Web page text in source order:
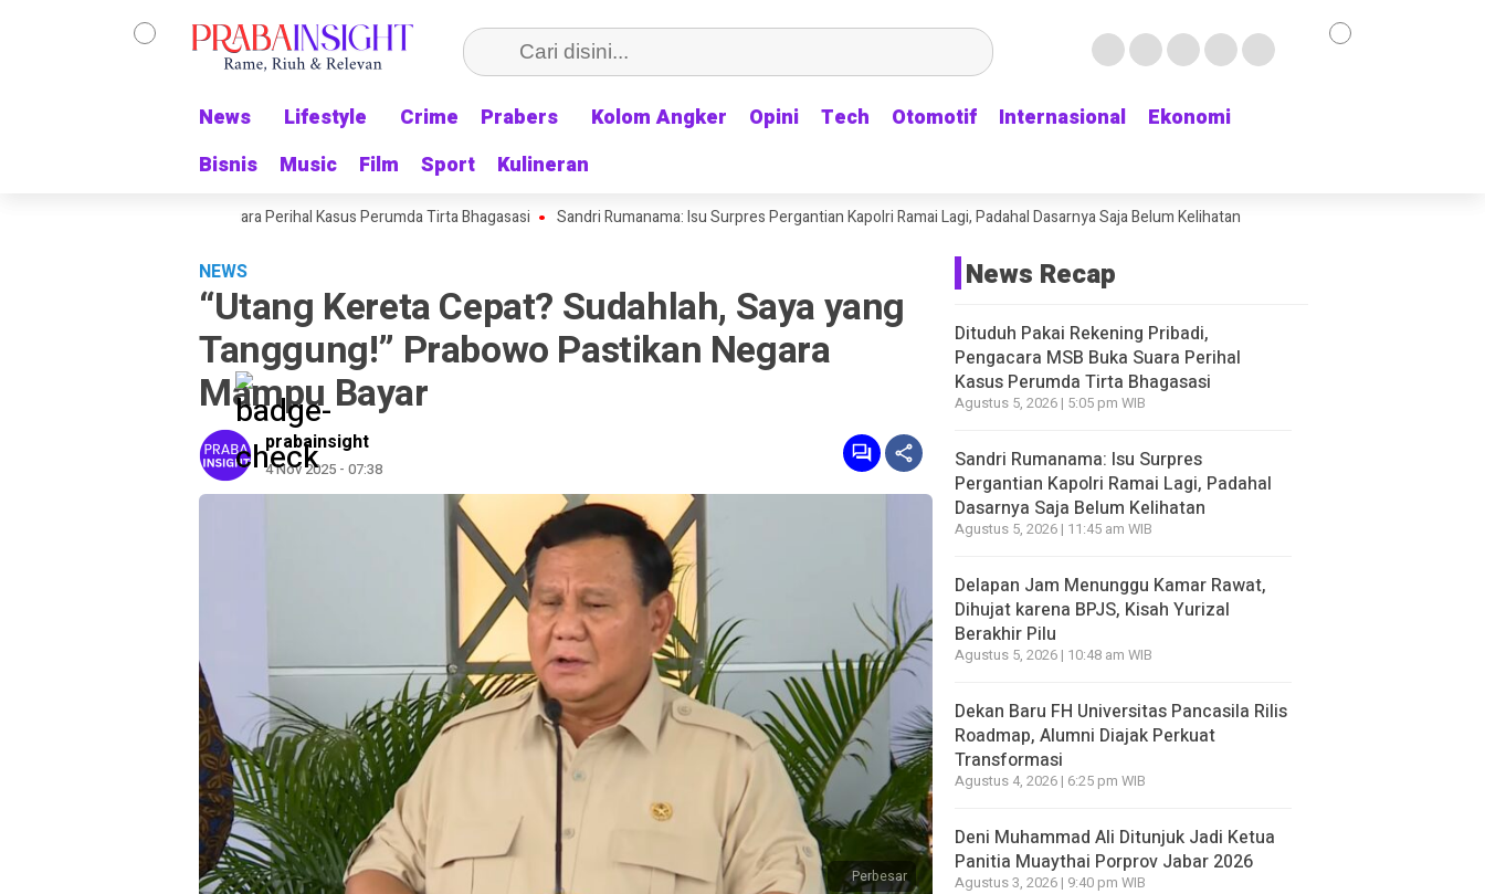
News Lifestyle Crime Prabers Kolom Angker Opini Tech Otomotif Internasional
Ekonomi
Bisnis
Music Film Sport Kulineran
News Lifestyle Crime Prabers Kolom Angker Opini Tech Otomotif Internasional
Ekonomi
Bisnis
Music Film Sport Kulineran
Pengacara MSB Buka Suara Perihal Kasus Perumda Tirta Bhagasasi Sandri Rumanama: Isu Surpres Pergantian Kapolri Ramai Lagi, Padahal Dasarnya Saja Belum Kelihatan Delapan Jam Menunggu Kamar Rawat,
NEWS
“Utang Kereta Cepat? Sudahlah, Saya yang
Tanggung!” Prabowo Pastikan Negara
Mampu Bayar
prabainsight
4 Nov 2025 - 07:38
Perbesar
News Recap
Dituduh Pakai Rekening Pribadi,
Pengacara MSB Buka Suara Perihal
Kasus Perumda Tirta Bhagasasi
Agustus 5, 2026 | 5:05 pm WIB
Sandri Rumanama: Isu Surpres
Pergantian Kapolri Ramai Lagi, Padahal
Dasarnya Saja Belum Kelihatan
Agustus 5, 2026 | 11:45 am WIB
Delapan Jam Menunggu Kamar Rawat,
Dihujat karena BPJS, Kisah Yurizal
Berakhir Pilu
Agustus 5, 2026 | 10:48 am WIB
Dekan Baru FH Universitas Pancasila Rilis
Roadmap, Alumni Diajak Perkuat
Transformasi
Agustus 4, 2026 | 6:25 pm WIB
Deni Muhammad Ali Ditunjuk Jadi Ketua
Panitia Muaythai Porprov Jabar 2026
Agustus 3, 2026 | 9:40 pm WIB